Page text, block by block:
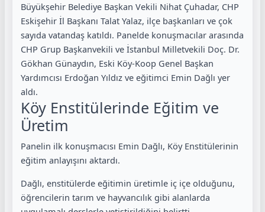
Büyükşehir Belediye Başkan Vekili Nihat Çuhadar, CHP
Eskişehir İl Başkanı Talat Yalaz, ilçe başkanları ve çok
sayıda vatandaş katıldı. Panelde konuşmacılar arasında
CHP Grup Başkanvekili ve İstanbul Milletvekili Doç. Dr.
Gökhan Günaydın, Eski Köy-Koop Genel Başkan
Yardımcısı Erdoğan Yıldız ve eğitimci Emin Dağlı yer
aldı.
Köy Enstitülerinde Eğitim ve
Üretim
Panelin ilk konuşmacısı Emin Dağlı, Köy Enstitülerinin
eğitim anlayışını aktardı.
Dağlı, enstitülerde eğitimin üretimle iç içe olduğunu,
öğrencilerin tarım ve hayvancılık gibi alanlarda